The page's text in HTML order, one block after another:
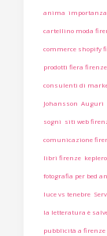
anima importanza
cartellino moda
commerce shopify
prodotti fiera firenze
consulenti di
Johansson Auguri
sogni siti web
comunicazione
libri firenze keplero
fotografia per bed
luce vs tenebre
la letteratura è
pubblicità a firenze